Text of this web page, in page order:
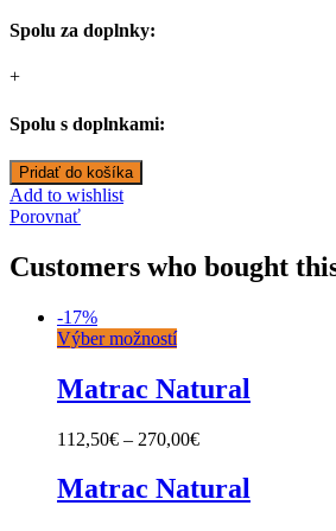
Spolu za doplnky:
+
Spolu s doplnkami:
Pridať do košíka
Add to wishlist
Porovnať
Customers who bought
-17%
Výber možností
Matrac Natural
112,50€ – 270,00€
Matrac Natural